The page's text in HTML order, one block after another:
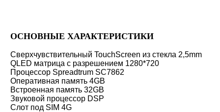
ОСНОВНЫЕ ХАРАКТЕРИСТИКИ
Сверхчувствительный TouchScreen из стекла 2,5mm
QLED матрица с разрешением 1280*720
Процессор Spreadtrum SC7862
Оперативная память 4GB
Встроенная память 32GB
Звуковой процессор DSP
Слот под SIM 4G